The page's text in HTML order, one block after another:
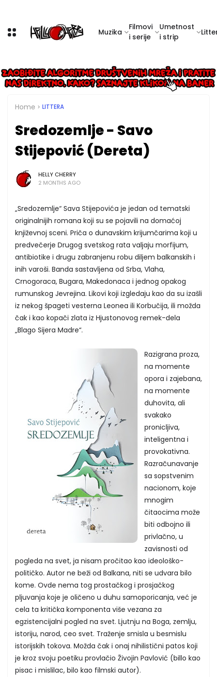
Muzika
Filmovi
i serije
Umetnost
i strip
Home LITTERA
Sredozemlje - Savo
Stijepović (Dereta)
HELLY CHERRY
2 MONTHS AGO
„Sredozemlje“ Sava Stijepovića je jedan od tematski
originalnijih romana koji su se pojavili na domaćoj
književnoj sceni. Priča o dunavskim krijumčarima koji u
predvečerje Drugog svetskog rata valjaju morfijum,
antibiotike i drugu zabranjenu robu diljem balkanskih i
inih varoši. Banda sastavljena od Srba, Vlaha,
Crnogoraca, Bugara, Makedonaca i jednog opakog
rumunskog Jevrejina. Likovi koji izgledaju kao da su izašli
iz nekog špageti vesterna Leonea ili Korbučija, ili možda
čak i kao kopači zlata iz Hjustonovog remek-dela
„Blago Sijera Madre“.
Razigrana proza,
na momente
opora i zajebana,
na momente
duhovita, ali
svakako
pronicljiva,
inteligentna i
provokativna.
Razračunavanje
sa sopstvenim
nacionom, koje
mnogim
čitaocima može
biti odbojno ili
privlačno, u
zavisnosti od
pogleda na svet, ja nisam pročitao kao ideološko-
političko. Autor ne beži od Balkana, niti se udvara bilo
kome. Ovde nema tog prostačkog i prosjačkog
pljuvanja koje je oličeno u duhu samoporicanja, već je
cela ta kritička komponenta više vezana za
egzistencijalni pogled na svet. Ljutnju na Boga, zemlju,
istoriju, narod, ceo svet. Traženje smisla u besmislu
istorijskih tokova. Možda čak i onaj nihilistični patos koji
je kroz svoju poetiku provlačio Živojin Pavlović (billo kao
pisac i mislilac, bilo kao filmski autor).